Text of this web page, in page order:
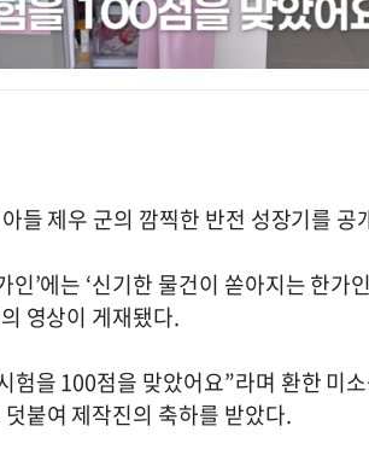
들 제우 군의 깜찍한 반전 성장기를 공
’에는 ‘신기한 물건이 쏟아지는 한가
영상이 게재됐다.
험을 100점을 맞았어요”라며 환한 미
붙여 제작진의 축하를 받았다.